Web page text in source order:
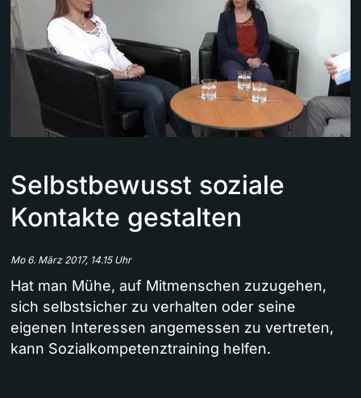
Selbstbewusst soziale
Kontakte gestalten
Mo 6. März 2017, 14.15 Uhr
Hat man Mühe, auf Mitmenschen zuzugehen,
sich selbstsicher zu verhalten oder seine
eigenen Interessen angemessen zu vertreten,
kann Sozialkompetenztraining helfen.